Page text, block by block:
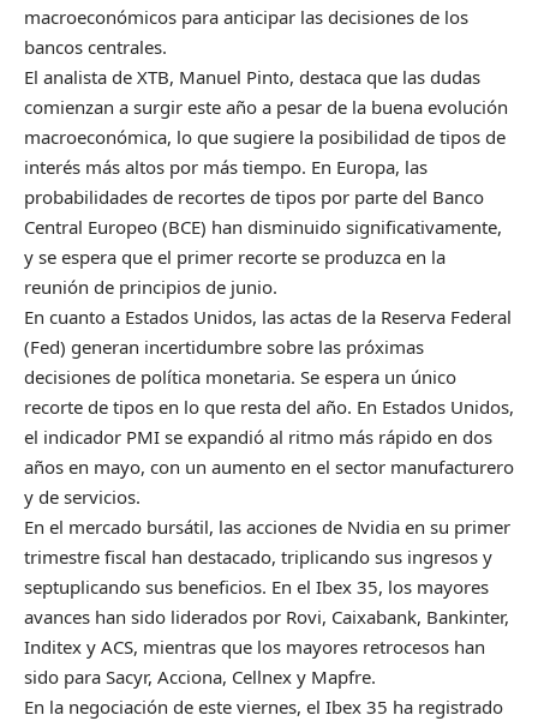
macroeconómicos para anticipar las decisiones de los
bancos centrales.
El analista de XTB, Manuel Pinto, destaca que las dudas
comienzan a surgir este año a pesar de la buena evolución
macroeconómica, lo que sugiere la posibilidad de tipos de
interés más altos por más tiempo. En Europa, las
probabilidades de recortes de tipos por parte del Banco
Central Europeo (BCE) han disminuido significativamente,
y se espera que el primer recorte se produzca en la
reunión de principios de junio.
En cuanto a Estados Unidos, las actas de la Reserva Federal
(Fed) generan incertidumbre sobre las próximas
decisiones de política monetaria. Se espera un único
recorte de tipos en lo que resta del año. En Estados Unidos,
el indicador PMI se expandió al ritmo más rápido en dos
años en mayo, con un aumento en el sector manufacturero
y de servicios.
En el mercado bursátil, las acciones de Nvidia en su primer
trimestre fiscal han destacado, triplicando sus ingresos y
septuplicando sus beneficios. En el Ibex 35, los mayores
avances han sido liderados por Rovi, Caixabank, Bankinter,
Inditex y ACS, mientras que los mayores retrocesos han
sido para Sacyr, Acciona, Cellnex y Mapfre.
En la negociación de este viernes, el Ibex 35 ha registrado